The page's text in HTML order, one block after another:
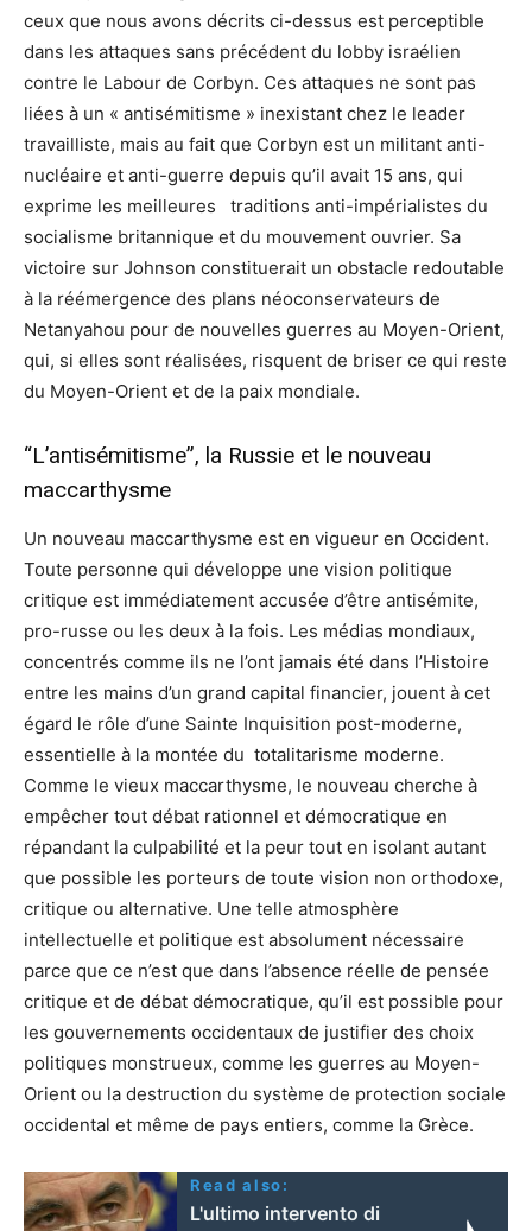
ceux que nous avons décrits ci-dessus est perceptible
dans les attaques sans précédent du lobby israélien
contre le Labour de Corbyn. Ces attaques ne sont pas
liées à un « antisémitisme » inexistant chez le leader
travailliste, mais au fait que Corbyn est un militant anti-
nucléaire et anti-guerre depuis qu’il avait 15 ans, qui
exprime les meilleures traditions anti-impérialistes du
socialisme britannique et du mouvement ouvrier. Sa
victoire sur Johnson constituerait un obstacle redoutable
à la réémergence des plans néoconservateurs de
Netanyahou pour de nouvelles guerres au Moyen-Orient,
qui, si elles sont réalisées, risquent de briser ce qui reste
du Moyen-Orient et de la paix mondiale.
“L’antisémitisme”, la Russie et le nouveau
maccarthysme
Un nouveau maccarthysme est en vigueur en Occident.
Toute personne qui développe une vision politique
critique est immédiatement accusée d’être antisémite,
pro-russe ou les deux à la fois. Les médias mondiaux,
concentrés comme ils ne l’ont jamais été dans l’Histoire
entre les mains d’un grand capital financier, jouent à cet
égard le rôle d’une Sainte Inquisition post-moderne,
essentielle à la montée du totalitarisme moderne.
Comme le vieux maccarthysme, le nouveau cherche à
empêcher tout débat rationnel et démocratique en
répandant la culpabilité et la peur tout en isolant autant
que possible les porteurs de toute vision non orthodoxe,
critique ou alternative. Une telle atmosphère
intellectuelle et politique est absolument nécessaire
parce que ce n’est que dans l’absence réelle de pensée
critique et de débat démocratique, qu’il est possible pour
les gouvernements occidentaux de justifier des choix
politiques monstrueux, comme les guerres au Moyen-
Orient ou la destruction du système de protection sociale
occidental et même de pays entiers, comme la Grèce.
Read also:
L'ultimo intervento di